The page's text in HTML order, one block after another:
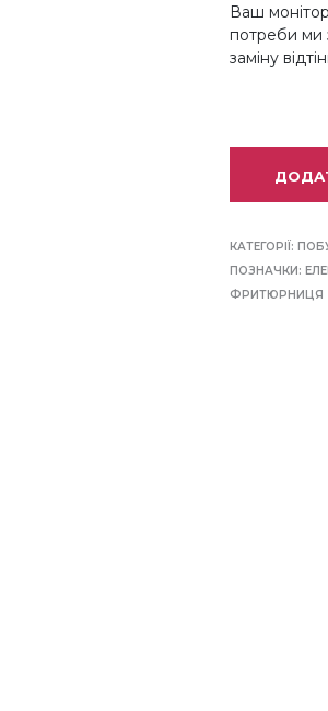
Ваш
потреби ми
заміну
КАТЕГОРІЇ:
ПОЗНАЧКИ:
ФРИТЮРНИЦЯ